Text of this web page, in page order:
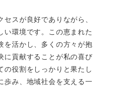
スが良好でありながら、
い環境です。この恵まれた
を活かし、多くの方々が抱
に貢献することが私の喜び
の役割をしっかりと果たし
歩み、地域社会を支える一